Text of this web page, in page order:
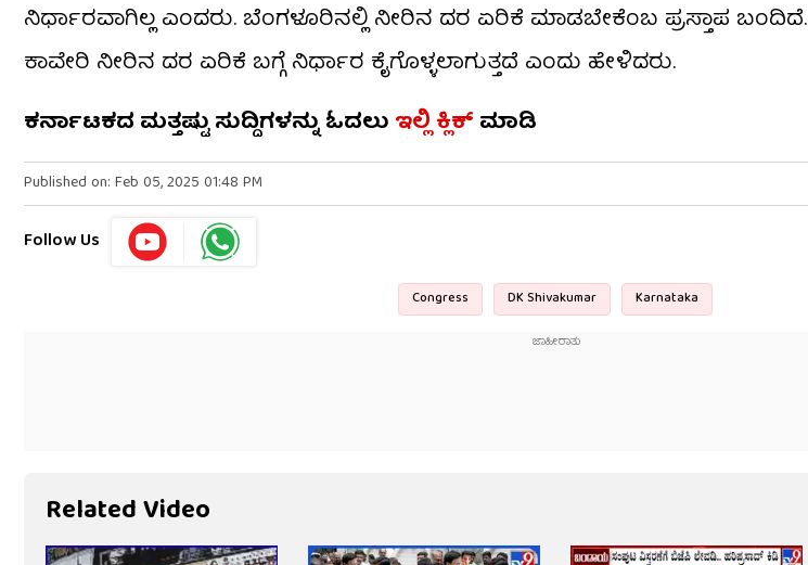
ನಿರ್ಧಾರವಾಗಿಲ್ಲ ಎಂದರು. ಬೆಂಗಳೂರಿನಲ್ಲಿ ನೀರಿನ ದರ​ ಏರಿಕೆ ಮಾಡಬೇಕೆಂಬ ಪ್ರಸ್ತಾಪ
ಕಾವೇರಿ ನೀರಿನ ದರ​ ಏರಿಕೆ ಬಗ್ಗೆ ನಿರ್ಧಾರ ಕೈಗೊಳ್ಳಲಾಗುತ್ತದೆ ಎಂದು ಹೇಳಿದರು.
ಕರ್ನಾಟಕದ ಮತ್ತಷ್ಟು ಸುದ್ದಿಗಳನ್ನು ಓದಲು ಇಲ್ಲಿಕ್ಲಿಕ್ ಮಾಡಿ
Published on: Feb 05, 2025 01:48 PM
Follow Us
Congress DK Shivakumar Karnataka
Related Video